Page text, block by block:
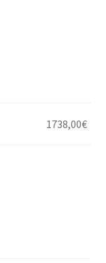
1738,00€